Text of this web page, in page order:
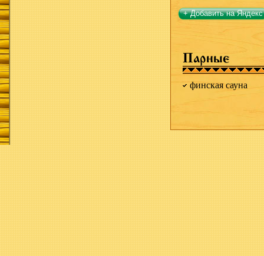
+ Добавить на Яндекс
Парные
финская сауна